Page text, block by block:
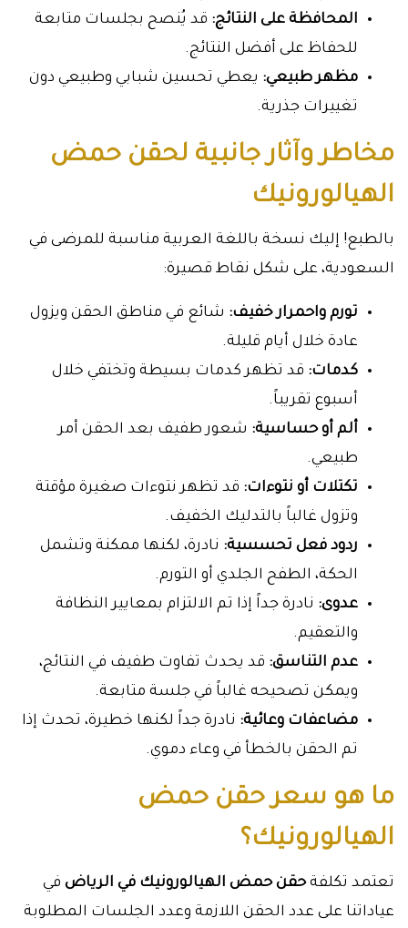
المحافظة على النتائج: قد يُنصح بجلسات متابعة
للحفاظ على أفضل النتائج.
مظهر طبيعي: يعطي تحسين شبابي وطبيعي دون
تغييرات جذرية.
مخاطر وآثار جانبية لحقن حمض
الهيالورونيك
بالطبع! إليك نسخة باللغة العربية مناسبة للمرضى في
السعودية، على شكل نقاط قصيرة:
تورم واحمرار خفيف: شائع في مناطق الحقن ويزول
عادة خلال أيام قليلة.
كدمات: قد تظهر كدمات بسيطة وتختفي خلال
أسبوع تقريباً.
ألم أو حساسية: شعور طفيف بعد الحقن أمر
طبيعي.
تكتلات أو نتوءات: قد تظهر نتوءات صغيرة مؤقتة
وتزول غالباً بالتدليك الخفيف.
ردود فعل تحسسية: نادرة، لكنها ممكنة وتشمل
الحكة، الطفح الجلدي أو التورم.
عدوى: نادرة جداً إذا تم الالتزام بمعايير النظافة
والتعقيم.
عدم التناسق: قد يحدث تفاوت طفيف في النتائج،
ويمكن تصحيحه غالباً في جلسة متابعة.
مضاعفات وعائية: نادرة جداً لكنها خطيرة، تحدث إذا
تم الحقن بالخطأ في وعاء دموي.
ما هو سعر حقن حمض
الهيالورونيك؟
تعتمد تكلفةحقن حمض الهيالورونيك في الرياض في
عياداتنا على عدد الحقن اللازمة وعدد الجلسات المطلوبة